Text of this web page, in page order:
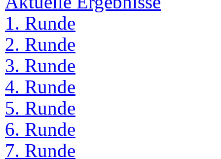
1. Runde
2. Runde
3. Runde
4. Runde
5. Runde
6. Runde
7. Runde